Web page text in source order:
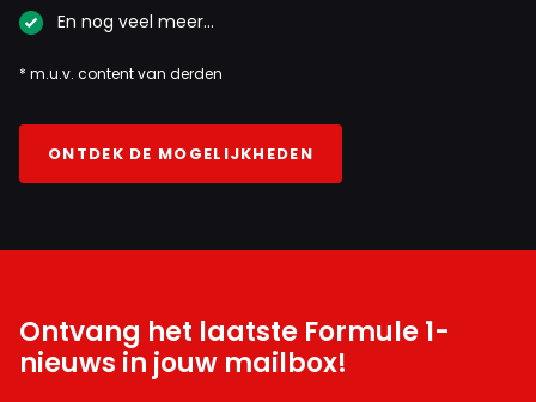
En nog veel meer…
* m.u.v. content van derden
ONTDEK DE MOGELIJKHEDEN
Ontvang het laatste Formule 1-
nieuws in jouw mailbox!